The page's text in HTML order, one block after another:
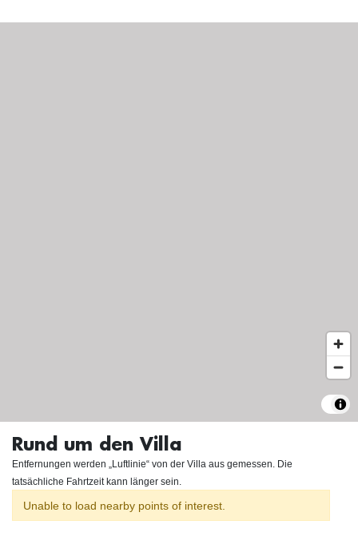
Rund um den Villa
Entfernungen werden „Luftlinie“ von der Villa aus gemessen. Die
tatsächliche Fahrtzeit kann länger sein.
Unable to load nearby points of interest.